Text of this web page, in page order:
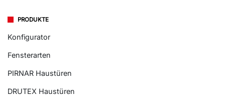
PRODUKTE
Konfigurator
Fensterarten
PIRNAR Haustüren
DRUTEX Haustüren